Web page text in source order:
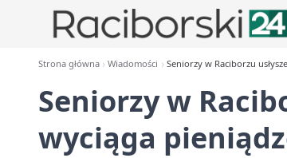
Strona główna Wiadomości Seniorzy w Raciborzu
Seniorzy w
wyciąga